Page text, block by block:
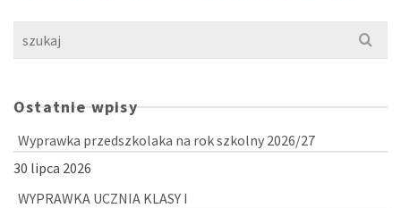
Szukaj
Ostatnie wpisy
Wyprawka przedszkolaka na rok szkolny 2026/27
30 lipca 2026
WYPRAWKA UCZNIA KLASY I